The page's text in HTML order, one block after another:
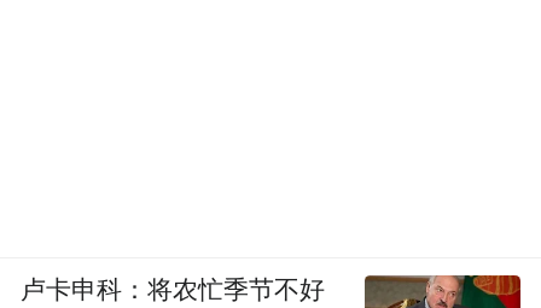
卢卡申科：将农忙季节不好